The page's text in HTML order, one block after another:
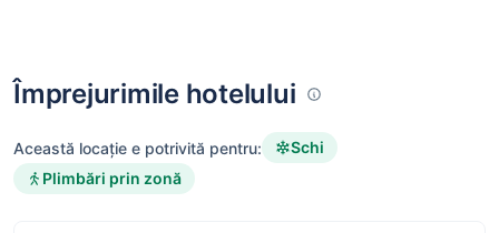
Împrejurimile hotelului
Această locație e potrivită pentru:
Schi
Plimbări prin zonă